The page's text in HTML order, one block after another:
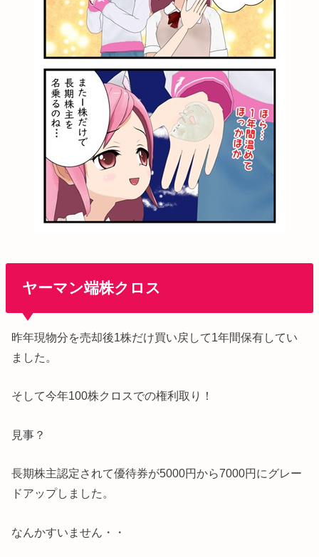
ヤーマン端株クロス
昨年現物分を売却後1株だけ買い戻して1年間保有してい
ました。
そして今年100株クロスでの権利取り！
見事？
長期株主認定されて優待券が5000円から7000円にグレー
ドアップしました。
なんかすいません・・